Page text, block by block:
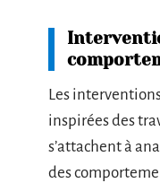
Les
inspirées des
s’attachent à
des